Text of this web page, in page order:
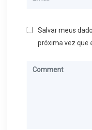
Salvar meus
próxima vez que